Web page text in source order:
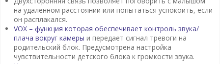
на удаленном расстоянии или попытаться успокоить, если
он расплакался.
VOX – функция которая обеспечивает контроль звука/
плача вокруг камеры и передает сигнал тревоги на
родительский блок. Предусмотрена настройка
чувствительности детского блока к громкости звука.